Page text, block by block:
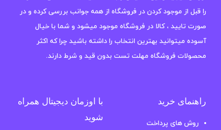
را قبل از موجود کردن در فروشگاه از همه جوانب بررسی کرده و در
صورت تایید ، کالا در فروشگاه موجود میشود و شما با خیال
آسوده میتوانید بهترین انتخاب را داشته باشید چرا که اکثر
محصولات فروشگاه مهلت تست بدون قید و شرط دارند.
راهنمای خرید
روش های پرداخت
با اوزمان دیجیتال همراه
شوید